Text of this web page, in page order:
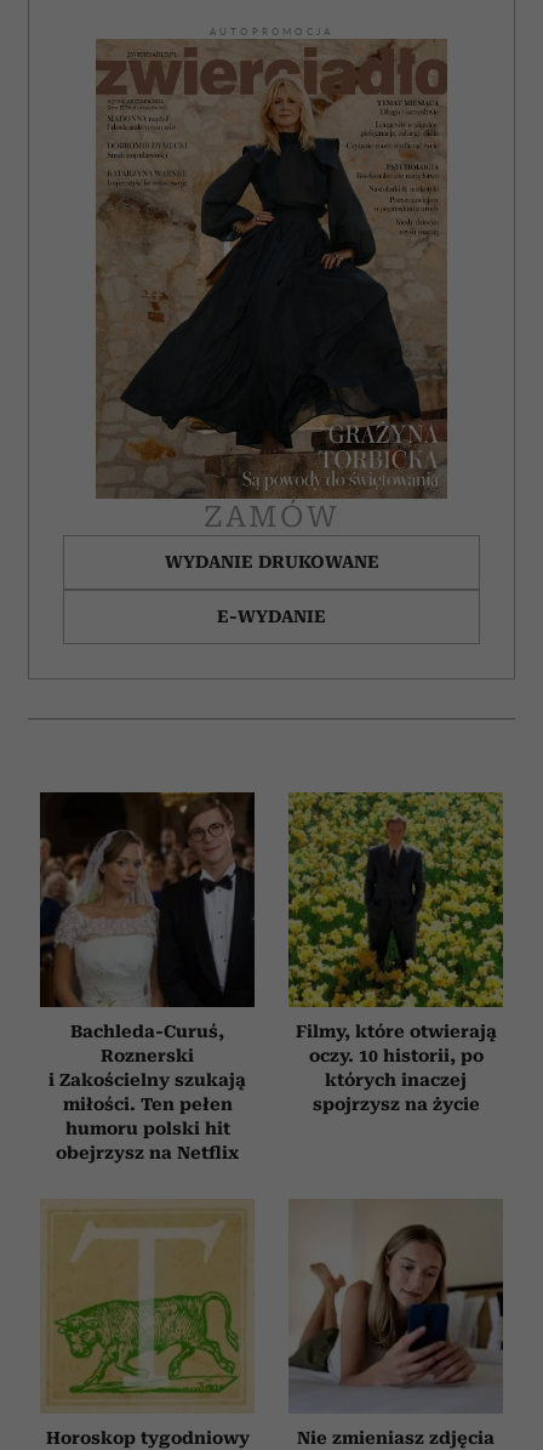
AUTOPROMOCJA
ZAMÓW
WYDANIE DRUKOWANE
E-WYDANIE
Bachleda-Curuś,
Roznerski
i Zakościelny szukają
miłości. Ten pełen
humoru polski hit
obejrzysz na Netflix
Filmy, które otwierają
oczy. 10 historii, po
których inaczej
spojrzysz na życie
Horoskop tygodniowy
Nie zmieniasz zdjęcia